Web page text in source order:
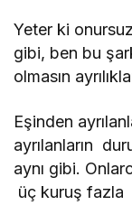
Yeter ki
gibi, ben bu
olmasın
Eşinden
ayrılanların
aynı gibi.
üç kuruş fazla